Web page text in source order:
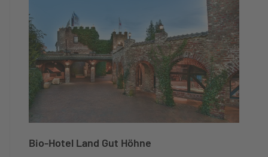
Bio-Hotel Land Gut Höhne